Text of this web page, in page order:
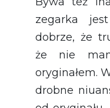
zegarka
dobrze, że
że nie
oryginałem.
drobne